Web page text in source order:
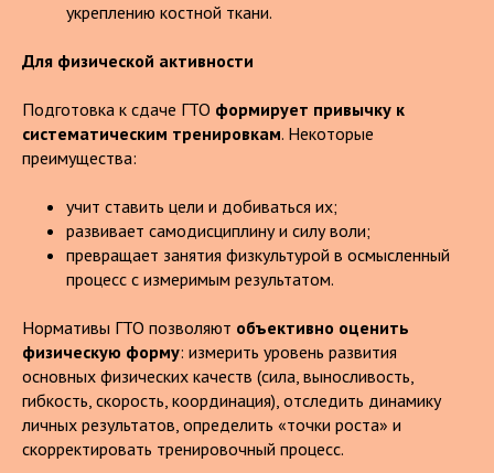
укреплению костной ткани.
Для физической активности
Подготовка к сдаче ГТО формирует привычку к
систематическим тренировкам. Некоторые
преимущества:
учит ставить цели и добиваться их;
развивает самодисциплину и силу воли;
превращает занятия физкультурой в осмысленный
процесс с измеримым результатом.
Нормативы ГТО позволяют объективно оценить
физическую форму: измерить уровень развития
основных физических качеств (сила, выносливость,
гибкость, скорость, координация), отследить динамику
личных результатов, определить «точки роста» и
скорректировать тренировочный процесс.